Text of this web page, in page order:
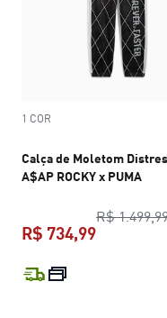
1 COR
Calça de Moletom
A$AP ROCKY x PUMA
R$
R$ 734,99
preço